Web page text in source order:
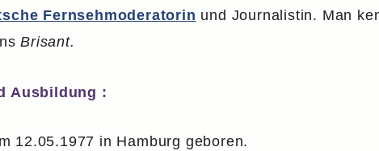
Fernsehmoderatorin und Journalistin. Man
Brisant.
Ausbildung :
12.05.1977 in Hamburg geboren.